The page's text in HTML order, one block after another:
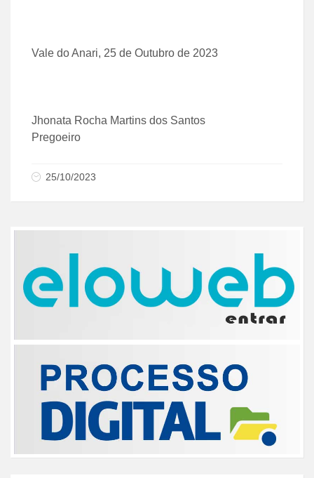
Vale do Anari, 25 de Outubro de 2023
Jhonata Rocha Martins dos Santos
Pregoeiro
25/10/2023